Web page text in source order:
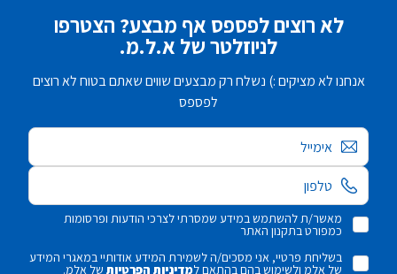
לא רוצים לפספס אף מבצע? הצטרפו
לניוזלטר של א.ל.מ.
אנחנו לא מציקים :) נשלח רק מבצעים שווים שאתם בטוח לא רוצים
לפספס
אימייל
מאשר/ת להשתמש במידע שמסרתי לצרכי הודעות ופרסומות
כמפורט בתקנון האתר
בשליחת פרטיי, אני מסכים/ה לשמירת המידע אודותיי במאגרי המידע
של אלמ ולשימוש בהם בהתאם למדיניות הפרטיותשל אלמ.